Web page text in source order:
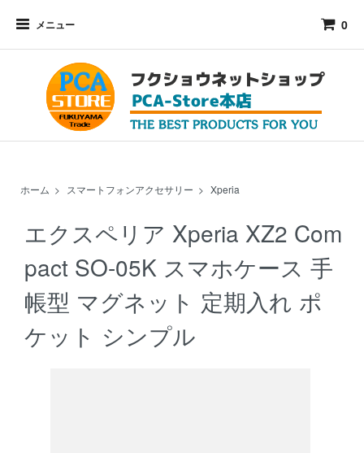
メニュー 0
ホーム > スマートフォンアクセサリー > Xperia
エクスペリア Xperia XZ2 Com
pact SO-05K スマホケース 手
帳型 マグネット 定期入れ ポ
ケット シンプル